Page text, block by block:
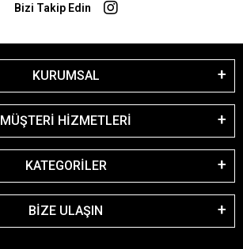
Bizi Takip Edin
KURUMSAL
MÜŞTERİ HİZMETLERİ
KATEGORİLER
BİZE ULAŞIN